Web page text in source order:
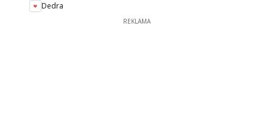
Dedra
REKLAMA